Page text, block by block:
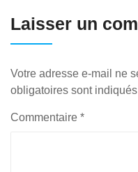
Laisser un
Votre adresse e-mail ne
obligatoires sont
Commentaire *